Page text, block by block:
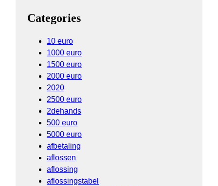
Categories
10 euro
1000 euro
1500 euro
2000 euro
2020
2500 euro
2dehands
500 euro
5000 euro
afbetaling
aflossen
aflossing
aflossingstabel